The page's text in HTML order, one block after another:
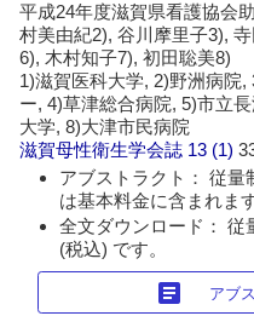
平成24年度滋賀県看護協会
村美由紀2), 谷川摩里子3),
6), 木村知子7), 初田聡美8)
1)滋賀医科大学, 2)野洲病院
ー, 4)草津総合病院, 5)市立
大学, 8)大津市民病院
滋賀母性衛生学会誌 13 (1)
アブストラクト： 従量
は基本料金に含まれます
全文ダウンロード： 従
(税込) です。
article アブ